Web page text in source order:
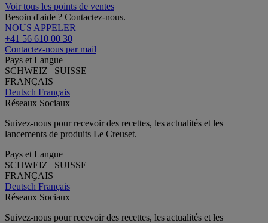
Voir tous les points de ventes
Besoin d'aide ? Contactez-nous.
NOUS APPELER
+41 56 610 00 30
Contactez-nous par mail
Pays et Langue
SCHWEIZ | SUISSE
FRANÇAIS
Deutsch Français
Réseaux Sociaux
Suivez-nous pour recevoir des recettes, les actualités et les
lancements de produits Le Creuset.
Pays et Langue
SCHWEIZ | SUISSE
FRANÇAIS
Deutsch Français
Réseaux Sociaux
Suivez-nous pour recevoir des recettes, les actualités et les